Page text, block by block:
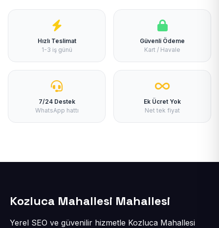
Hızlı Teslimat
1-3 iş günü
Güvenli Ödeme
Kart / Havale
7/24 Destek
WhatsApp hattı
Ek Ücret Yok
Net tek fiyat
Kozluca Mahallesi Mahallesi
Yerel SEO ve güvenilir hizmetle Kozluca Mahallesi